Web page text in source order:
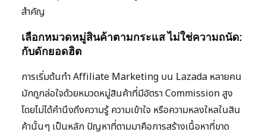
สำคัญ
เลือกหมวดหมู่สินค้าตามกระแส ไม่ใช่ความถนัด:
กับดักยอดฮิต
การเริ่มต้นทำ Affiliate Marketing บน Lazada หลายคน
มักถูกล่อใจด้วยหมวดหมู่สินค้าที่มีอัตรา Commission สูง
โดยไม่ได้คำนึงถึงความรู้ ความเข้าใจ หรือความหลงใหลในสิน
ค้านั้นๆ เป็นหลัก ปัญหาที่ตามมาคือการสร้างเนื้อหาที่ขาด